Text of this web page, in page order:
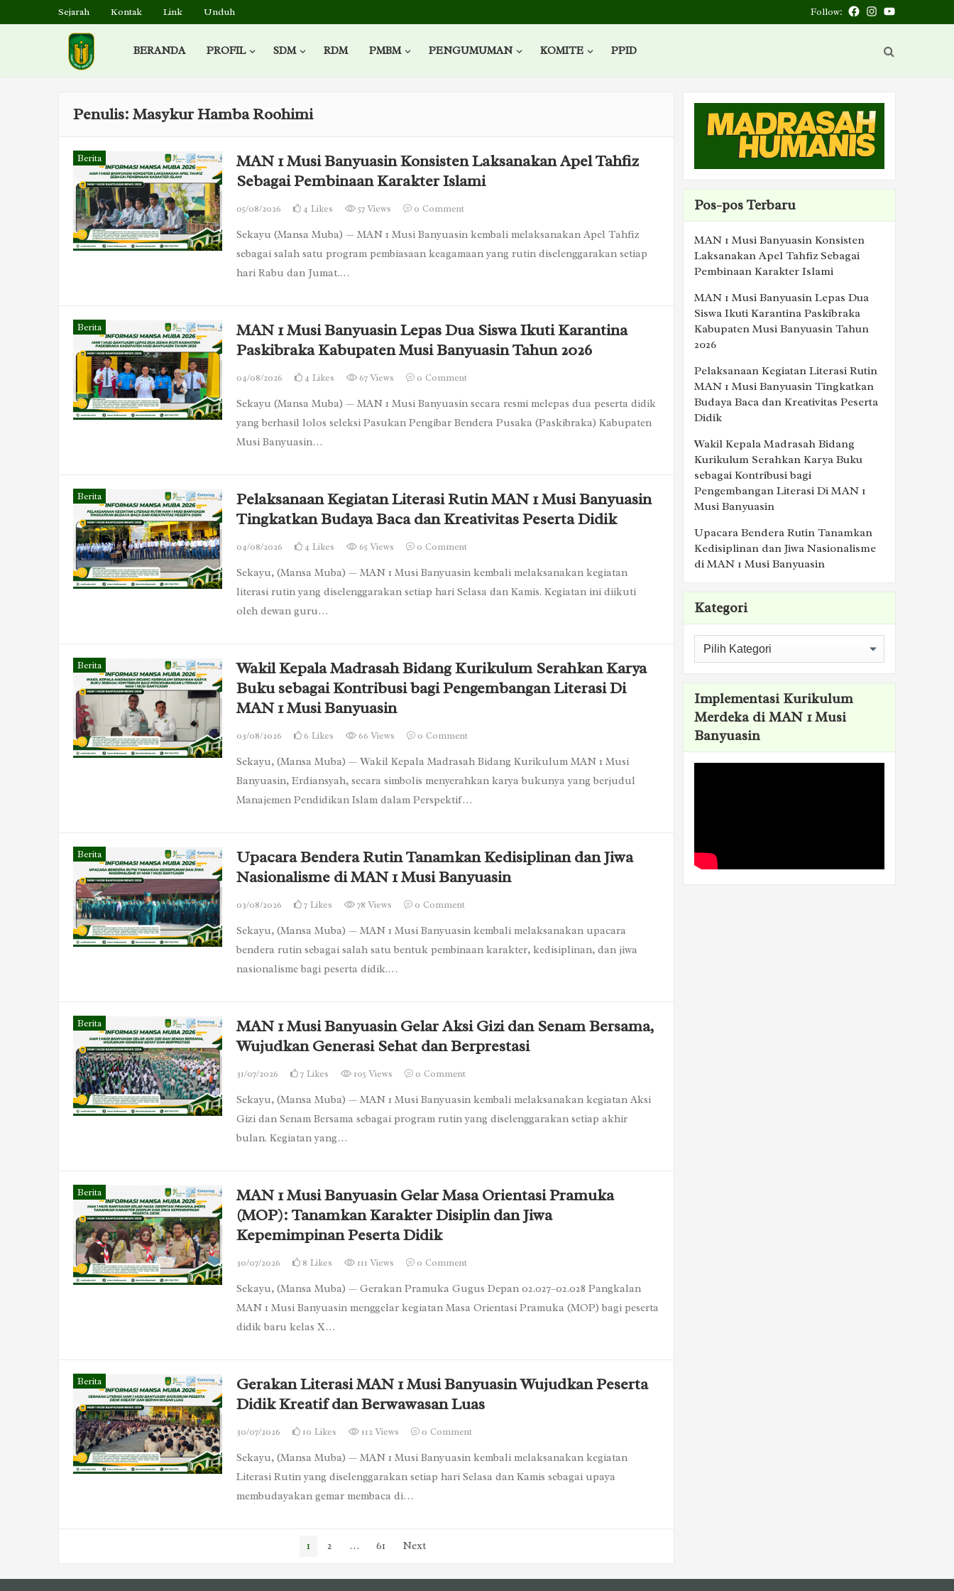
Sejarah Kontak Link Unduh Follow: Facebook
Instagram
You
BERANDA PROFIL SDM RDM PMBM PENGUMUMAN KOMITE PPID
Penulis: Masykur Hamba Roohimi
Berita
MAN 1 Musi Banyuasin Konsisten Laksanakan Apel Tahfiz
Sebagai Pembinaan Karakter Islami
05/08/2026 4 Likes 57 Views 0 Comment
Sekayu (Mansa Muba) — MAN 1 Musi Banyuasin kembali melaksanakan Apel Tahfiz
sebagai salah satu program pembiasaan keagamaan yang rutin diselenggarakan setiap
hari Rabu dan Jumat.…
Berita
MAN 1 Musi Banyuasin Lepas Dua Siswa Ikuti Karantina
Paskibraka Kabupaten Musi Banyuasin Tahun 2026
04/08/2026 4 Likes 67 Views 0 Comment
Sekayu (Mansa Muba) — MAN 1 Musi Banyuasin secara resmi melepas dua peserta didik
yang berhasil lolos seleksi Pasukan Pengibar Bendera Pusaka (Paskibraka) Kabupaten
Musi Banyuasin…
Berita
Pelaksanaan Kegiatan Literasi Rutin MAN 1 Musi Banyuasin
Tingkatkan Budaya Baca dan Kreativitas Peserta Didik
04/08/2026 4 Likes 65 Views 0 Comment
Sekayu, (Mansa Muba) — MAN 1 Musi Banyuasin kembali melaksanakan kegiatan
literasi rutin yang diselenggarakan setiap hari Selasa dan Kamis. Kegiatan ini diikuti
oleh dewan guru…
Berita
Wakil Kepala Madrasah Bidang Kurikulum Serahkan Karya
Buku sebagai Kontribusi bagi Pengembangan Literasi Di
MAN 1 Musi Banyuasin
03/08/2026 6 Likes 66 Views 0 Comment
Sekayu, (Mansa Muba) — Wakil Kepala Madrasah Bidang Kurikulum MAN 1 Musi
Banyuasin, Erdiansyah, secara simbolis menyerahkan karya bukunya yang berjudul
Manajemen Pendidikan Islam dalam Perspektif…
Berita
Upacara Bendera Rutin Tanamkan Kedisiplinan dan Jiwa
Nasionalisme di MAN 1 Musi Banyuasin
03/08/2026 7 Likes 78 Views 0 Comment
Sekayu, (Mansa Muba) — MAN 1 Musi Banyuasin kembali melaksanakan upacara
bendera rutin sebagai salah satu bentuk pembinaan karakter, kedisiplinan, dan jiwa
nasionalisme bagi peserta didik.…
Berita
MAN 1 Musi Banyuasin Gelar Aksi Gizi dan Senam Bersama,
Wujudkan Generasi Sehat dan Berprestasi
31/07/2026 7 Likes 105 Views 0 Comment
Sekayu, (Mansa Muba) — MAN 1 Musi Banyuasin kembali melaksanakan kegiatan Aksi
Gizi dan Senam Bersama sebagai program rutin yang diselenggarakan setiap akhir
bulan. Kegiatan yang…
Berita
MAN 1 Musi Banyuasin Gelar Masa Orientasi Pramuka
(MOP): Tanamkan Karakter Disiplin dan Jiwa
Kepemimpinan Peserta Didik
30/07/2026 8 Likes 111 Views 0 Comment
Sekayu, (Mansa Muba) — Gerakan Pramuka Gugus Depan 02.027–02.028 Pangkalan
MAN 1 Musi Banyuasin menggelar kegiatan Masa Orientasi Pramuka (MOP) bagi peserta
didik baru kelas X…
Berita
Gerakan Literasi MAN 1 Musi Banyuasin Wujudkan Peserta
Didik Kreatif dan Berwawasan Luas
30/07/2026 10 Likes 112 Views 0 Comment
Sekayu, (Mansa Muba) — MAN 1 Musi Banyuasin kembali melaksanakan kegiatan
Literasi Rutin yang diselenggarakan setiap hari Selasa dan Kamis sebagai upaya
membudayakan gemar membaca di…
1 2 … 61 Next
Pos-pos Terbaru
MAN 1 Musi Banyuasin Konsisten
Laksanakan Apel Tahfiz Sebagai
Pembinaan Karakter Islami
MAN 1 Musi Banyuasin Lepas Dua
Siswa Ikuti Karantina Paskibraka
Kabupaten Musi Banyuasin Tahun
2026
Pelaksanaan Kegiatan Literasi Rutin
MAN 1 Musi Banyuasin Tingkatkan
Budaya Baca dan Kreativitas Peserta
Didik
Wakil Kepala Madrasah Bidang
Kurikulum Serahkan Karya Buku
sebagai Kontribusi bagi
Pengembangan Literasi Di MAN 1
Musi Banyuasin
Upacara Bendera Rutin Tanamkan
Kedisiplinan dan Jiwa Nasionalisme
di MAN 1 Musi Banyuasin
Kategori
Kategori
Implementasi Kurikulum
Merdeka di MAN 1 Musi
Banyuasin